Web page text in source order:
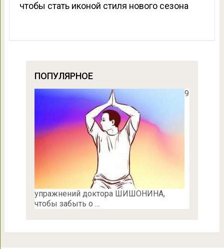
чтобы стать иконой стиля нового сезона
ПОПУЛЯРНОЕ
9
упражнений доктора ШИШОНИНА,
чтобы забыть о …